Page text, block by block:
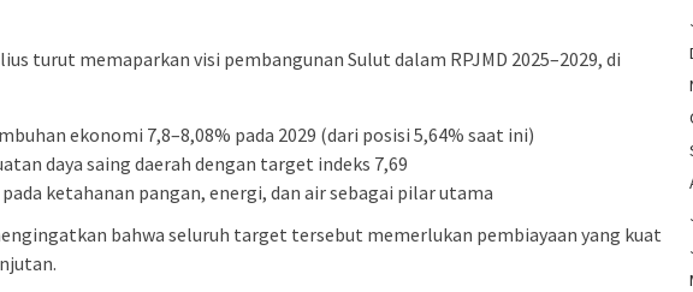
turut memaparkan visi pembangunan Sulut dalam RPJMD 2025–2029, di
ekonomi 7,8–8,08% pada 2029 (dari posisi 5,64% saat ini)
daya saing daerah dengan target indeks 7,69
pada ketahanan pangan, energi, dan air sebagai pilar utama
bahwa seluruh target tersebut memerlukan pembiayaan yang kuat